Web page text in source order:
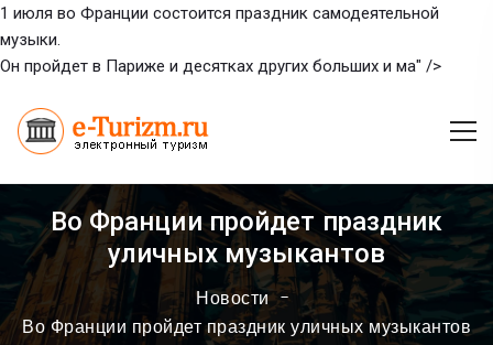
1 июля во Франции состоится праздник самодеятельной
музыки.
Он пройдет в Париже и десятках других больших и ма" />
Во Франции пройдет праздник
уличных музыкантов
Новости
Во Франции пройдет праздник уличных музыкантов